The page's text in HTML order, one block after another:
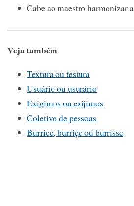
Cabe ao maestro harmonizar
Veja também
Textura ou testura
Usuário ou usurário
Exigimos ou exijimos
Coletivo de pessoas
Burrice, burriçe ou burrisse